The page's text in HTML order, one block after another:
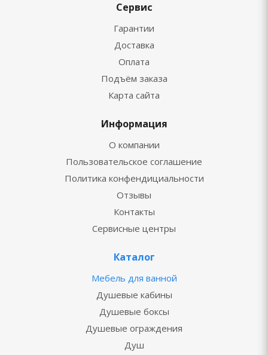
Сервис
Гарантии
Доставка
Оплата
Подъём заказа
Карта сайта
Информация
О компании
Пользовательское соглашение
Политика конфендициальности
Отзывы
Контакты
Сервисные центры
Каталог
Мебель для ванной
Душевые кабины
Душевые боксы
Душевые ограждения
Душ